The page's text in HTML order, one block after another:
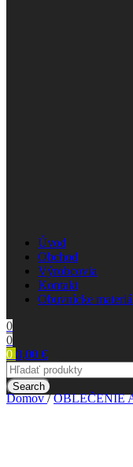
Úvod
Obchod
Výrobcovia
Kontakt
Obuvnícke
0
0
0 0,00 €
Search
Domov/ OBLEČENIE